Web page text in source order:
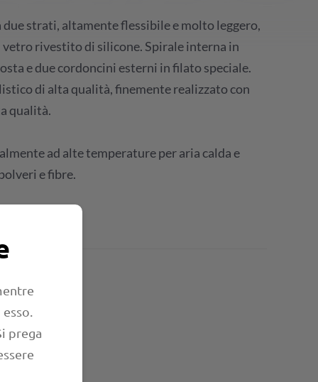
due strati, altamente flessibile e molto leggero,
rivestito di silicone. Spirale interna in
e due cordoncini esterni in filato speciale.
di alta qualità, finemente realizzato con
qualità.
ad alte temperature per aria calda e
e fibre.
prega